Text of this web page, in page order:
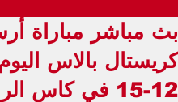
بث مباشر مباراة
12-15 في كاس